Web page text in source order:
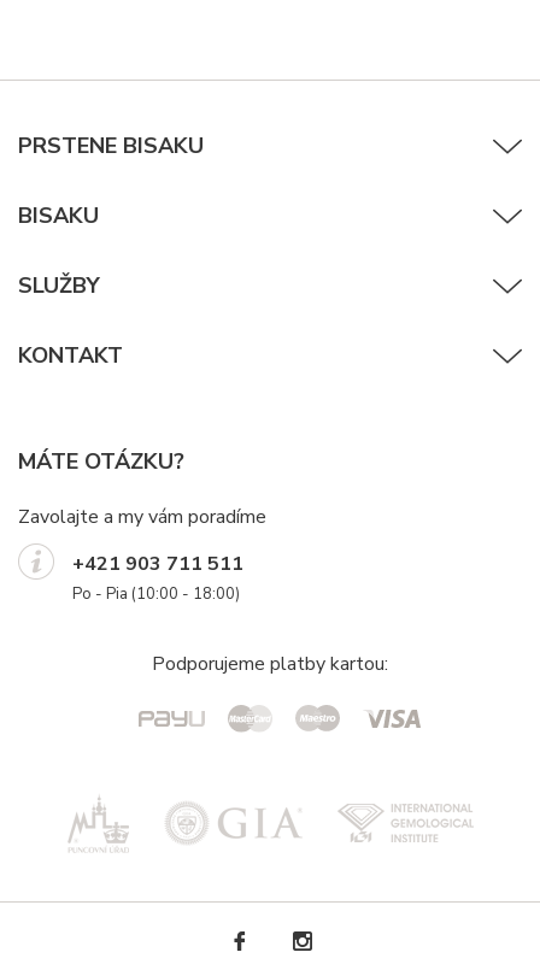
PRSTENE BISAKU
BISAKU
SLUŽBY
KONTAKT
MÁTE OTÁZKU?
Zavolajte a my vám poradíme
+421 903 711 511
Po - Pia (10:00 - 18:00)
Podporujeme platby kartou: